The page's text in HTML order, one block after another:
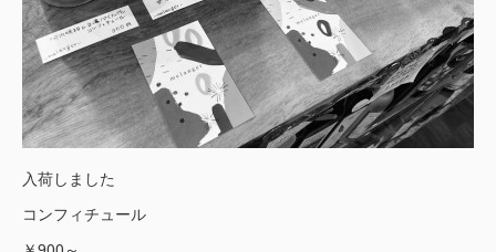
入荷しました
コンフィチュール